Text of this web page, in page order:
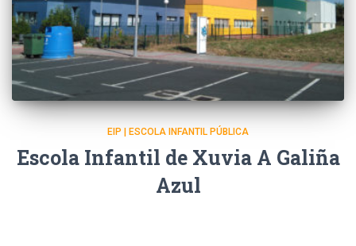
EIP | ESCOLA INFANTIL PÚBLICA
Escola Infantil de Xuvia A Galiña
Azul